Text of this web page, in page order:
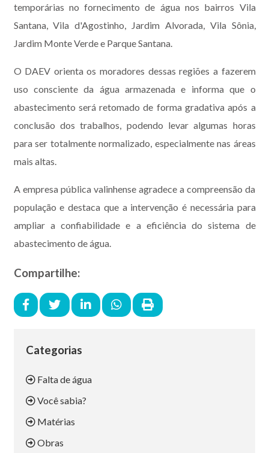
temporárias no fornecimento de água nos bairros Vila
Santana, Vila d'Agostinho, Jardim Alvorada, Vila Sônia,
Jardim Monte Verde e Parque Santana.
O DAEV orienta os moradores dessas regiões a fazerem
uso consciente da água armazenada e informa que o
abastecimento será retomado de forma gradativa após a
conclusão dos trabalhos, podendo levar algumas horas
para ser totalmente normalizado, especialmente nas áreas
mais altas.
A empresa pública valinhense agradece a compreensão da
população e destaca que a intervenção é necessária para
ampliar a confiabilidade e a eficiência do sistema de
abastecimento de água.
Compartilhe:
Categorias
Falta de água
Você sabia?
Matérias
Obras